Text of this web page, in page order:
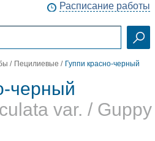
Расписание работы
/ Пецилиевые / Гуппи красно-черный
черный
var. / Guppy